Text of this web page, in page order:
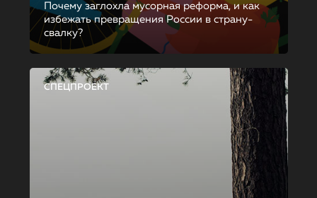
Почему заглохла мусорная реформа, и как
избежать превращения России в страну-
свалку?
СПЕЦПРОЕКТ